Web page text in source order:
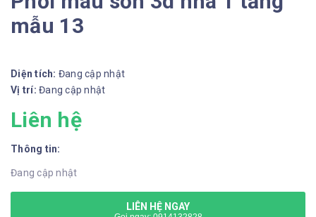
mẫu 13
Diện tích: Đang cập nhật
Vị trí: Đang cập nhật
Liên hệ
Thông tin:
Đang cập nhật
LIÊN HỆ NGAY